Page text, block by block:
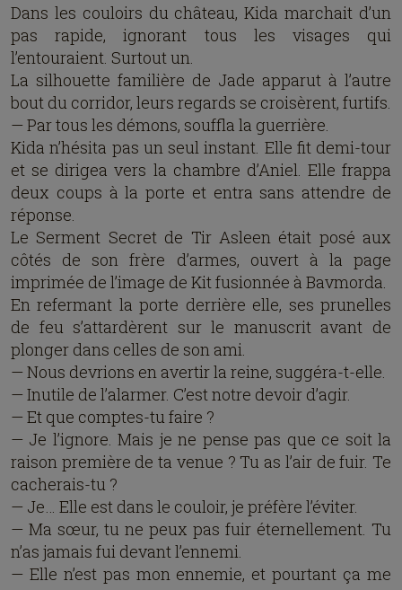
Dans les couloirs du château, Kida marchait d’un
pas rapide, ignorant tous les visages qui
l’entouraient. Surtout un.
La silhouette familière de Jade apparut à l’autre
bout du corridor, leurs regards se croisèrent, furtifs.
— Par tous les démons, souffla la guerrière.
Kida n’hésita pas un seul instant. Elle fit demi-tour
et se dirigea vers la chambre d’Aniel. Elle frappa
deux coups à la porte et entra sans attendre de
réponse.
Le Serment Secret de Tir Asleen était posé aux
côtés de son frère d’armes, ouvert à la page
imprimée de l’image de Kit fusionnée à Bavmorda.
En refermant la porte derrière elle, ses prunelles
de feu s’attardèrent sur le manuscrit avant de
plonger dans celles de son ami.
— Nous devrions en avertir la reine, suggéra-t-elle.
— Inutile de l’alarmer. C’est notre devoir d’agir.
— Et que comptes-tu faire ?
— Je l’ignore. Mais je ne pense pas que ce soit la
raison première de ta venue ? Tu as l’air de fuir. Te
cacherais-tu ?
— Je… Elle est dans le couloir, je préfère l’éviter.
— Ma sœur, tu ne peux pas fuir éternellement. Tu
n’as jamais fui devant l’ennemi.
— Elle n’est pas mon ennemie, et pourtant ça me